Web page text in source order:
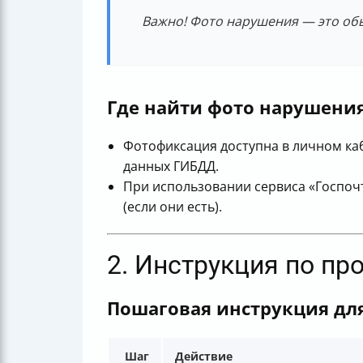
Важно! Фото нарушения — это
Где найти фото
Фотофиксация доступна в личном
данных ГИБДД.
При использовании сервиса
(если они есть).
2. Инструкция по
Пошаговая инструкция
Шаг Действие